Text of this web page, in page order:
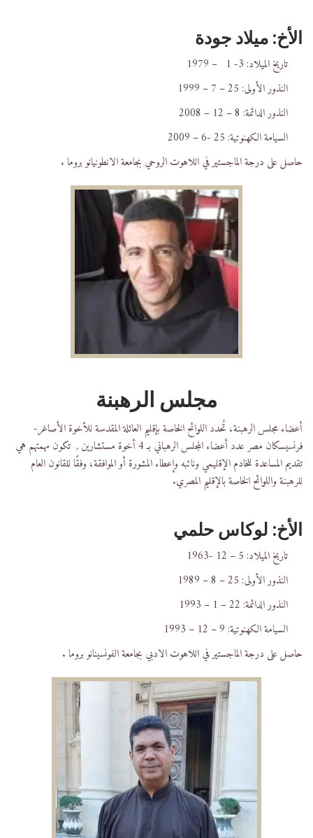
الأخ: ميلاد جودة
تاريخ الميلاد: 3- 1 – 1979
النذور الأولى: 25 – 7 – 1999
النذور الدائمة: 8 – 12 – 2008
السيامة الكهنوتية: 25 -6 – 2009
حاصل على درجة الماجستير في اللاهوت الروحي بجامعة الانطونيانو بروما .
مجلس الرهبنة
أعضاء مجلس الرهبنة، تُحدد اللوائح الخاصة بإقليم العائلة المقدسة للأخوة الأصاغر-
فرنسيسكان مصر عدد أعضاء المجلس الرهباني بـ 4 أخوة مستشارين , تكون مهمتهم هي
تقديم المساعدة للخادم الإقليمي ونائبه وإعطاء المشورة أو الموافقة، وفقًا للقانون العام
للرهبنة واللوائح الخاصة بالإقليم المصري.
الأخ: لوكاس حلمي
تاريخ الميلاد: 5 – 12 -1963
النذور الأولى: 25 – 8 – 1989
النذور الدائمة: 22 – 1 – 1993
السيامة الكهنوتية: 9 – 12 – 1993
حاصل على درجة الماجستير في اللاهوت الادبي بجامعة الفونسينانو بروما .